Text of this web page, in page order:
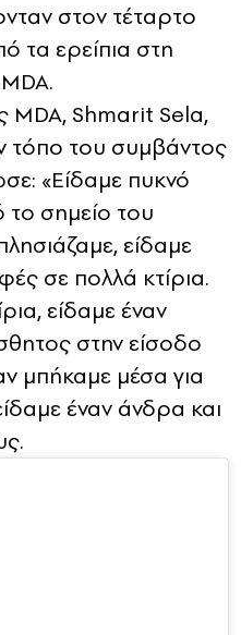
στον τέταρτο
τα ερείπια στη
MDA, Shmarit Sela,
τόπο του συμβάντος
«Είδαμε πυκνό
το σημείο του
είδαμε
σε πολλά κτίρια.
είδαμε έναν
στην είσοδο
μπήκαμε μέσα για
έναν άνδρα και